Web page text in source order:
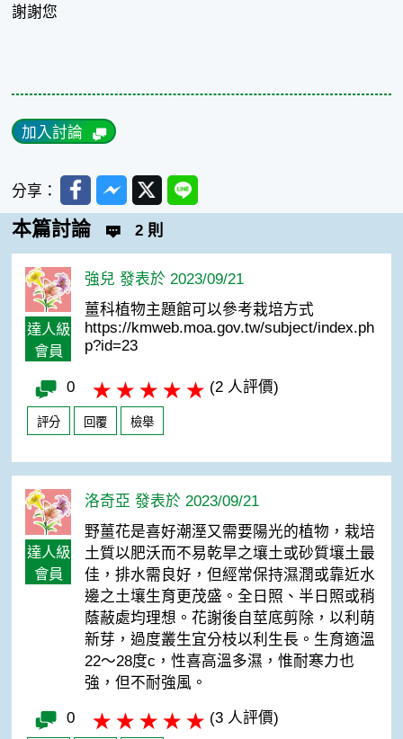
謝謝您
加入討論
分享： FacebookMessenger
TwitterLine
本篇討論 2 則
達人級
會員
強兒 發表於 2023/09/21
薑科植物主題館可以參考栽培方式
https://kmweb.moa.gov.tw/subject/index.ph
p?id=23
0 (2 人評價)
評分 回覆 檢舉
達人級
會員
洛奇亞 發表於 2023/09/21
野薑花是喜好潮溼又需要陽光的植物，栽培
土質以肥沃而不易乾旱之壤土或砂質壤土最
佳，排水需良好，但經常保持濕潤或靠近水
邊之土壤生育更茂盛。全日照、半日照或稍
蔭蔽處均理想。花謝後自莖底剪除，以利萌
新芽，過度叢生宜分枝以利生長。生育適溫
22～28度c，性喜高溫多濕，惟耐寒力也
強，但不耐強風。
0 (3 人評價)